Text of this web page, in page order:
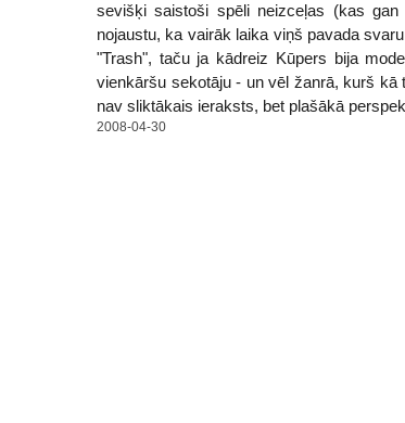
sevišķi saistoši spēli neizceļas (kas
nojaustu, ka vairāk laika viņš pavada
"Trash", taču ja kādreiz Kūpers bija
vienkāršu sekotāju - un vēl žanrā, kurš
nav sliktākais ieraksts, bet plašākā
2008-04-30